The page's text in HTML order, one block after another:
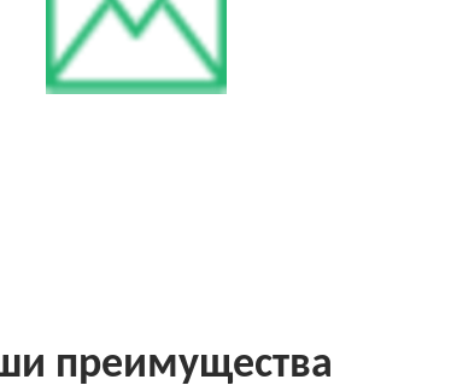
преимущества